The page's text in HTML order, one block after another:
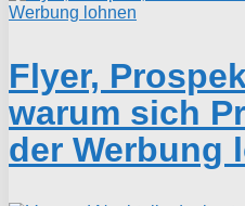
Flyer,
warum sich
der Werbung